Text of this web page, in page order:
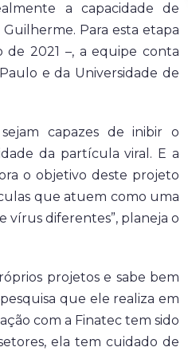
a capacidade de
Guilherme. Para esta etapa
2021 –, a equipe conta
e da Universidade de
capazes de inibir o
da partícula viral. E a
o objetivo deste projeto
que atuem como uma
vírus diferentes”, planeja o
projetos e sabe bem
que ele realiza em
com a Finatec tem sido
ela tem cuidado de